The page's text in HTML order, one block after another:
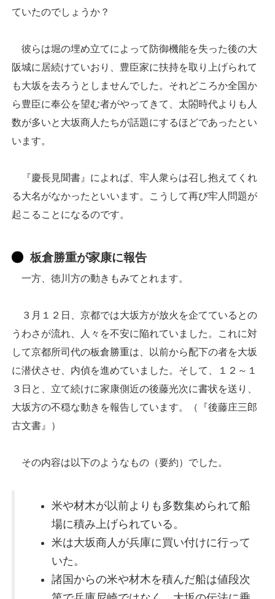
ていたのでしょうか？
彼らは堀の埋め立てによって防御機能を失った後の大
阪城に居続けていおり、豊臣家に扶持を取り上げられて
も大坂を去ろうとしませんでした。それどころか全国か
ら豊臣に奉公を望む者がやってきて、太閤時代よりも人
数が多いと大坂商人たちが話題にするほどであったとい
います。
『慶長見聞書』によれば、牢人衆らは召し抱えてくれ
る大名がなかったといいます。こうして再び牢人問題が
起こることになるのです。
板倉勝重が家康に報告
一方、徳川方の動きもみてとれます。
３月１２日、京都では大坂方が放火を企てているとの
うわさが流れ、人々を不安に陥れていました。これに対
して京都所司代の板倉勝重は、以前から配下の者を大坂
に潜伏させ、内偵を進めていました。そして、１２～１
３日と、立て続けに家康側近の後藤光次に書状を送り、
大坂方の不穏な動きを報告しています。（『後藤庄三郎
古文書』）
その内容は以下のようなもの（要約）でした。
米や材木が以前よりも多数集められて船
場に積み上げられている。
米は大坂商人が兵庫に買い付けに行って
いた。
諸国からの米や材木を積んだ船は値段次